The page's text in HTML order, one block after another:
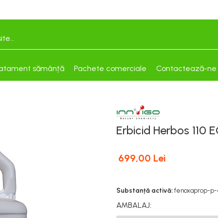
sămânță Pachete comerciale Contactează-ne
Erbicid Herbos 110
699,00 Lei
Substanță activă: fenoxaprop-p-
AMBALAJ: